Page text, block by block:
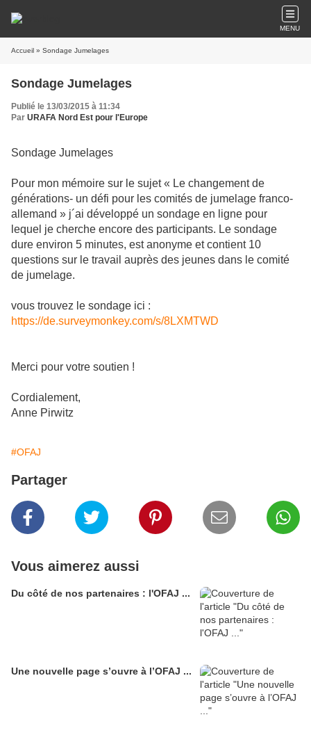
MENU
Accueil » Sondage Jumelages
Sondage Jumelages
Publié le 13/03/2015 à 11:34
Par URAFA Nord Est pour l'Europe
Sondage Jumelages
Pour mon mémoire sur le sujet « Le changement de
générations- un défi pour les comités de jumelage franco-
allemand » j´ai développé un sondage en ligne pour
lequel je cherche encore des participants. Le sondage
dure environ 5 minutes, est anonyme et contient 10
questions sur le travail auprès des jeunes dans le comité
de jumelage.
vous trouvez le sondage ici :
https://de.surveymonkey.com/s/8LXMTWD
Merci pour votre soutien !
Cordialement,
Anne Pirwitz
#OFAJ
Partager
Vous aimerez aussi
Du côté de nos partenaires : l'OFAJ ...
Une nouvelle page s’ouvre à l’OFAJ ...